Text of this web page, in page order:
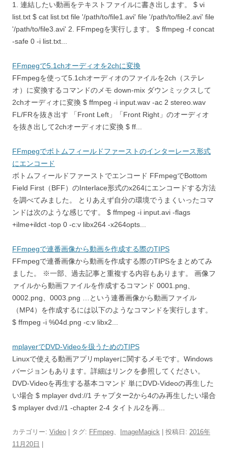
1. 連結したい動画をテキストファイルに書き出します。 $ vi
list.txt $ cat list.txt file '/path/to/file1.avi' file '/path/to/file2.avi' file
'/path/to/file3.avi' 2. FFmpegを実行します。 $ ffmpeg -f concat
-safe 0 -i list.txt...
FFmpegで5.1chオーディオを2chに変換
FFmpegを使って5.1chオーディオのファイルを2ch（ステレ
オ）に変換するコマンドのメモ down-mix ダウンミックスして
2chオーディオに変換 $ ffmpeg -i input.wav -ac 2 stereo.wav
FL/FRを抜き出す 「Front Left」「Front Right」のオーディオ
を抜き出して2chオーディオに変換 $ ff...
FFmpegでボトムフィールドファーストのインターレース形式
にエンコード
ボトムフィールドファーストでエンコード FFmpegでBottom
Field First（BFF）のInterlace形式のx264にエンコードする方法
を調べてみました。 とりあえず自分の環境でうまくいったコマ
ンドは次のような感じです。 $ ffmpeg -i input.avi -flags
+ilme+ildct -top 0 -c:v libx264 -x264opts...
FFmpegで連番画像から動画を作成する際のTIPS
FFmpegで連番画像から動画を作成する際のTIPSをまとめてみ
ました。 ※一部、過去記事と重複する内容もあります。 画像フ
ァイルから動画ファイルを作成するコマンド 0001.png、
0002.png、0003.png …という連番画像から動画ファイル
（MP4）を作成するには以下のようなコマンドを実行します。
$ ffmpeg -i %04d.png -c:v libx2...
mplayerでDVD-Videoを扱うためのTIPS
Linuxで使える動画アプリmplayerに関するメモです。Windows
バージョンもあります。詳細はリンクを参照してください。
DVD-Videoを再生する基本コマンド 単にDVD-Videoの再生した
い場合 $ mplayer dvd://1 チャプター2から4のみ再生したい場合
$ mplayer dvd://1 -chapter 2-4 タイトル2を再...
カテゴリー: Video | タグ: FFmpeg、 ImageMagick | 投稿日: 2016年
11月20日